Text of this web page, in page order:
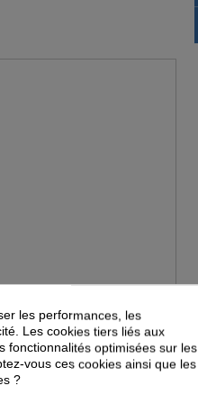
les performances, les
Les cookies tiers liés aux
fonctionnalités optimisées sur les
vous ces cookies ainsi que les
?